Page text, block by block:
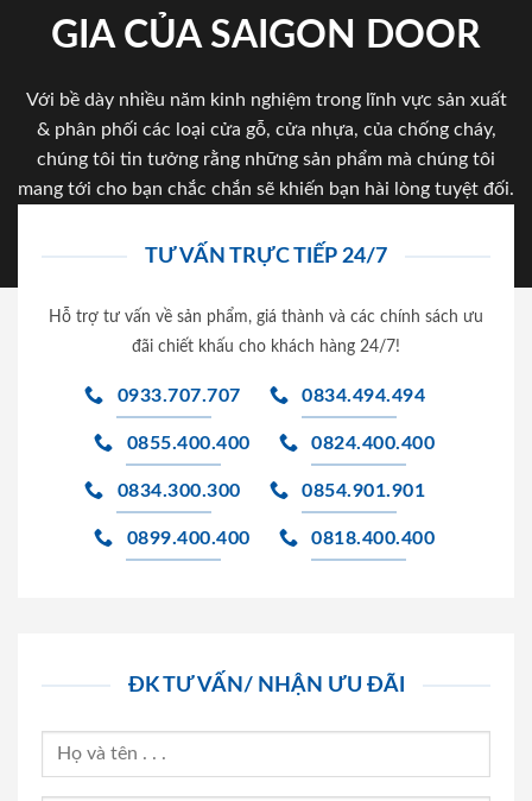
GIA CỦA SAIGON DOOR
Với bề dày nhiều năm kinh nghiệm trong lĩnh vực sản xuất
& phân phối các loại cửa gỗ, cửa nhựa, của chống cháy,
chúng tôi tin tưởng rằng những sản phẩm mà chúng tôi
mang tới cho bạn chắc chắn sẽ khiến bạn hài lòng tuyệt đối.
TƯ VẤN TRỰC TIẾP 24/7
Hỗ trợ tư vấn về sản phẩm, giá thành và các chính sách ưu
đãi chiết khấu cho khách hàng 24/7!
0933.707.707 0834.494.494
0855.400.400 0824.400.400
0834.300.300 0854.901.901
0899.400.400 0818.400.400
ĐK TƯ VẤN/ NHẬN ƯU ĐÃI